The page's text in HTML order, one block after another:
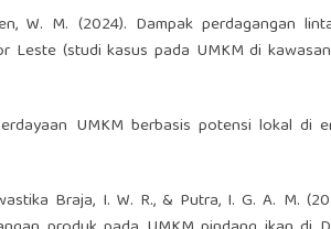
W. M. (2024). Dampak perdagangan
Leste (studi kasus pada UMKM di
UMKM berbasis potensi lokal di
Braja, I. W. R., & Putra, I. G. A. M.